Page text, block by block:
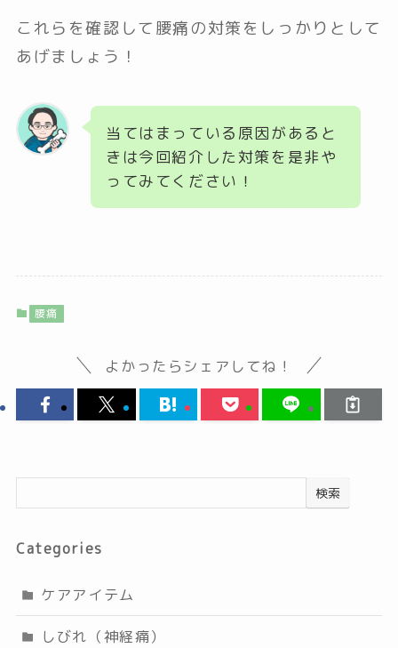
これらを確認して腰痛の対策をしっかりとして
あげましょう！
当てはまっている原因があると
きは今回紹介した対策を是非や
ってみてください！
腰痛
よかったらシェアしてね！
検索
Categories
ケアアイテム
しびれ（神経痛）